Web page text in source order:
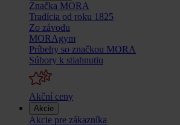
Značka MORA
Tradícia od roku 1825
Zo závodu
MORAgym
Príbehy so značkou MORA
Súbory k stiahnutiu
Akční ceny
Akcie
Akcie pre zákazníka